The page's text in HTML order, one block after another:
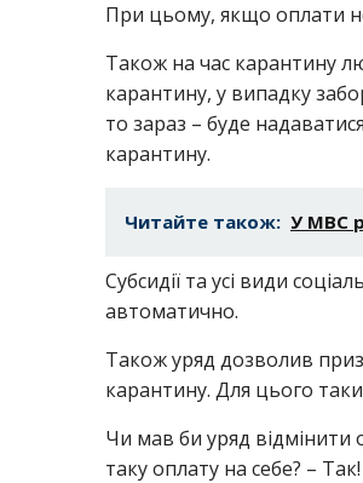
При цьому, якщо оплати
Також на час карантину
карантину, у випадку
то зараз – буде
карантину.
Читайте також: У МВС
Субсидії та усі види
автоматично.
Також уряд дозволив
карантину. Для цього
Чи мав би уряд відмінити
таку оплату на себе? –